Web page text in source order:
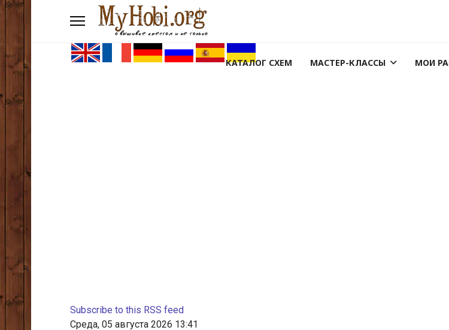
КАТАЛОГ СХЕМ МАСТЕР-КЛАССЫ МОИ
Subscribe to this RSS feed
Среда, 05 августа 2026 13:41